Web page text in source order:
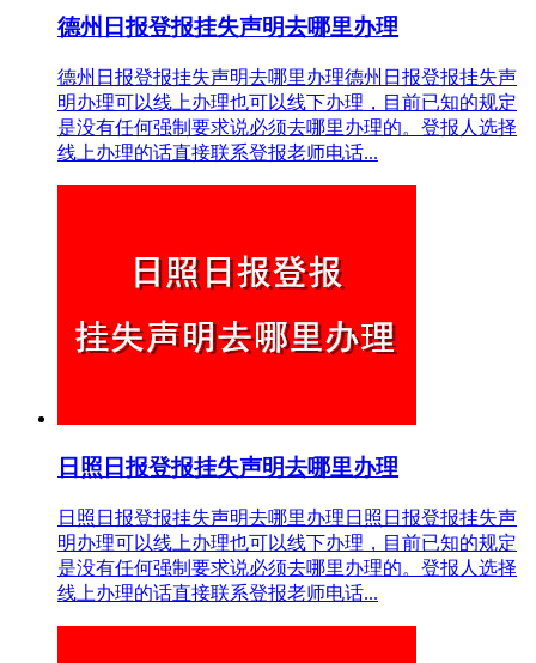
德州日报登报挂失声明去哪里办理
德州日报登报挂失声明去哪里办理德州日报登报挂失声
明办理可以线上办理也可以线下办理，目前已知的规定
是没有任何强制要求说必须去哪里办理的。登报人选择
线上办理的话直接联系登报老师电话...
日照日报登报挂失声明去哪里办理
日照日报登报挂失声明去哪里办理日照日报登报挂失声
明办理可以线上办理也可以线下办理，目前已知的规定
是没有任何强制要求说必须去哪里办理的。登报人选择
线上办理的话直接联系登报老师电话...